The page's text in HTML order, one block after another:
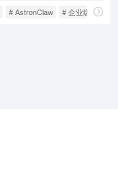
# AstronClaw # 企业级AI助理